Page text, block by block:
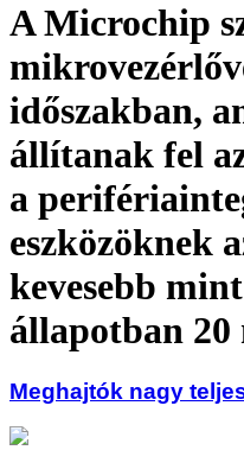
A Microchip
időszakban,
állítanak fel
a
eszközöknek
kevesebb
állapotban 20
Meghajtók nagy